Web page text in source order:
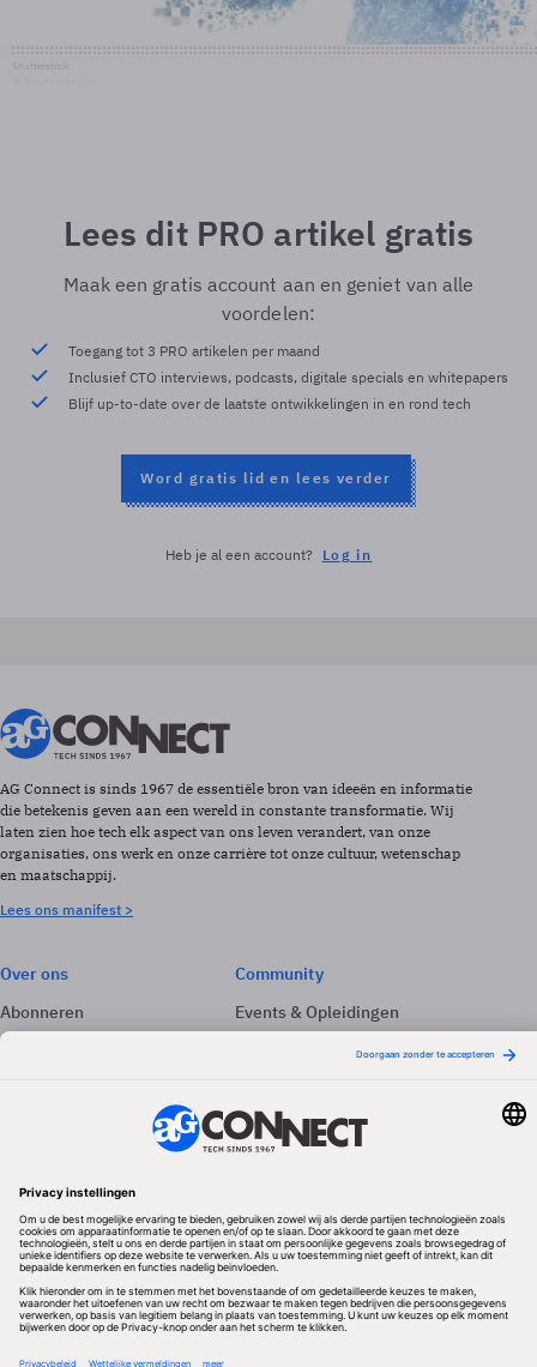
Lees dit PRO artikel gratis
Maak een gratis account aan en geniet van alle
voordelen:
Toegang tot 3 PRO artikelen per maand
Inclusief CTO interviews, podcasts, digitale specials en whitepapers
Blijf up-to-date over de laatste ontwikkelingen in en rond tech
Word gratis lid en lees verder
Heb je al een account? Log in
AG Connect is sinds 1967 de essentiële bron van ideeën en informatie
die betekenis geven aan een wereld in constante transformatie. Wij
laten zien hoe tech elk aspect van ons leven verandert, van onze
organisaties, ons werk en onze carrière tot onze cultuur, wetenschap
en maatschappij.
Lees ons manifest >
Over ons
Abonneren
Adverteren
Community
Events & Opleidingen
Nieuwsbrieven
Volg ons
Redactionele partner